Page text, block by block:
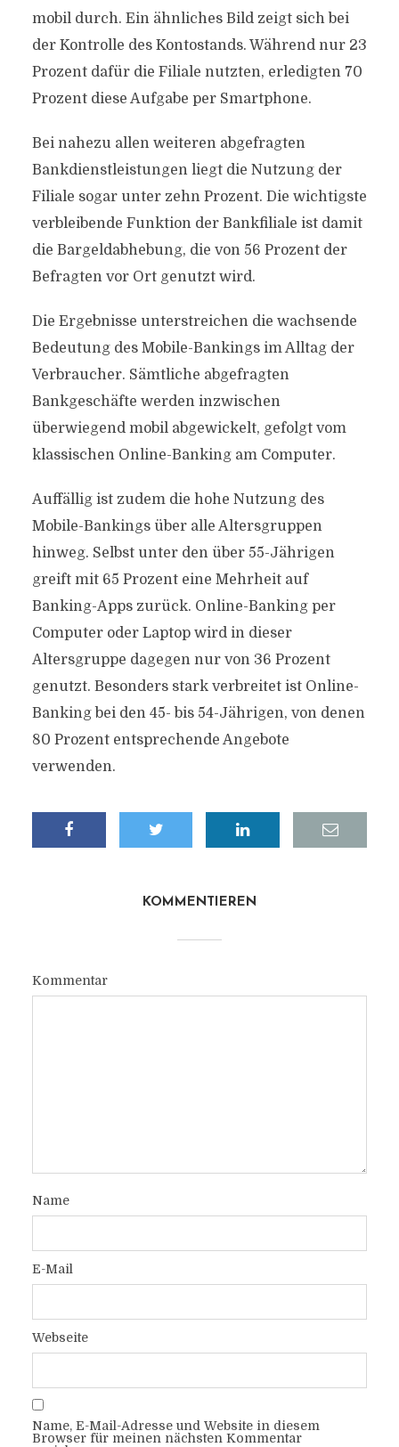
mobil durch. Ein ähnliches Bild zeigt sich bei
der Kontrolle des Kontostands. Während nur 23
Prozent dafür die Filiale nutzten, erledigten 70
Prozent diese Aufgabe per Smartphone.
Bei nahezu allen weiteren abgefragten
Bankdienstleistungen liegt die Nutzung der
Filiale sogar unter zehn Prozent. Die wichtigste
verbleibende Funktion der Bankfiliale ist damit
die Bargeldabhebung, die von 56 Prozent der
Befragten vor Ort genutzt wird.
Die Ergebnisse unterstreichen die wachsende
Bedeutung des Mobile-Bankings im Alltag der
Verbraucher. Sämtliche abgefragten
Bankgeschäfte werden inzwischen
überwiegend mobil abgewickelt, gefolgt vom
klassischen Online-Banking am Computer.
Auffällig ist zudem die hohe Nutzung des
Mobile-Bankings über alle Altersgruppen
hinweg. Selbst unter den über 55-Jährigen
greift mit 65 Prozent eine Mehrheit auf
Banking-Apps zurück. Online-Banking per
Computer oder Laptop wird in dieser
Altersgruppe dagegen nur von 36 Prozent
genutzt. Besonders stark verbreitet ist Online-
Banking bei den 45- bis 54-Jährigen, von denen
80 Prozent entsprechende Angebote
verwenden.
KOMMENTIEREN
Kommentar
Name
E-Mail
Webseite
Name, E-Mail-Adresse und Website in diesem
Browser für meinen nächsten Kommentar